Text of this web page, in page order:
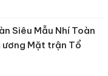
Siêu Mẫu Nhí Toàn
ương Mặt trận Tổ